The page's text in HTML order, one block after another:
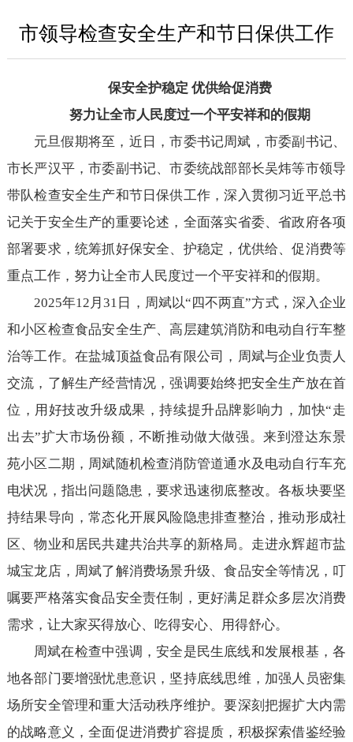
市领导检查安全生产和节日保供工作
保安全护稳定 优供给促消费
努力让全市人民度过一个平安祥和的假期
元旦假期将至，近日，市委书记周斌，市委副书记、
市长严汉平，市委副书记、市委统战部部长吴炜等市领导
带队检查安全生产和节日保供工作，深入贯彻习近平总书
记关于安全生产的重要论述，全面落实省委、省政府各项
部署要求，统筹抓好保安全、护稳定，优供给、促消费等
重点工作，努力让全市人民度过一个平安祥和的假期。
2025年12月31日，周斌以“四不两直”方式，深入企业
和小区检查食品安全生产、高层建筑消防和电动自行车整
治等工作。在盐城顶益食品有限公司，周斌与企业负责人
交流，了解生产经营情况，强调要始终把安全生产放在首
位，用好技改升级成果，持续提升品牌影响力，加快“走
出去”扩大市场份额，不断推动做大做强。来到澄达东景
苑小区二期，周斌随机检查消防管道通水及电动自行车充
电状况，指出问题隐患，要求迅速彻底整改。各板块要坚
持结果导向，常态化开展风险隐患排查整治，推动形成社
区、物业和居民共建共治共享的新格局。走进永辉超市盐
城宝龙店，周斌了解消费场景升级、食品安全等情况，叮
嘱要严格落实食品安全责任制，更好满足群众多层次消费
需求，让大家买得放心、吃得安心、用得舒心。
周斌在检查中强调，安全是民生底线和发展根基，各
地各部门要增强忧患意识，坚持底线思维，加强人员密集
场所安全管理和重大活动秩序维护。要深刻把握扩大内需
的战略意义，全面促进消费扩容提质，积极探索借鉴经验